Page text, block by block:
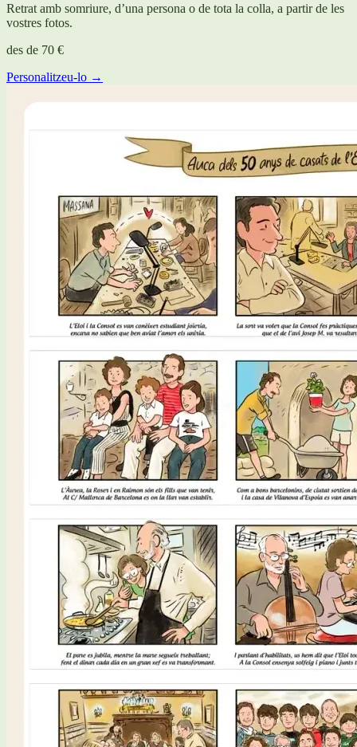
Retrat amb somriure, d’una persona o de tota la colla, a partir de les
vostres fotos.
des de 70 €
Personalitzeu-lo →